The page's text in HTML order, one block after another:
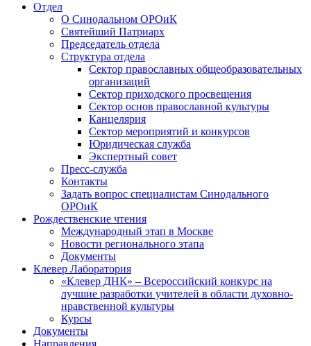
Отдел
О Синодальном ОРОиК
Святейший Патриарх
Председатель отдела
Структура отдела
Сектор православных общеобразовательных
организаций
Сектор приходского просвещения
Сектор основ православной культуры
Канцелярия
Сектор мероприятий и конкурсов
Юридическая служба
Экспертный совет
Пресс-служба
Контакты
Задать вопрос специалистам Синодального
ОРОиК
Рождественские чтения
Международный этап в Москве
Новости регионального этапа
Документы
Клевер Лаборатория
«Клевер ДНК» – Всероссийский конкурс на
лучшие разработки учителей в области духовно-
нравственной культуры
Курсы
Документы
Направления